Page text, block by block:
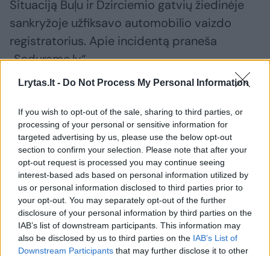
Lrytas.lt - Do Not Process My Personal Information
If you wish to opt-out of the sale, sharing to third parties, or
processing of your personal or sensitive information for
targeted advertising by us, please use the below opt-out
section to confirm your selection. Please note that after your
opt-out request is processed you may continue seeing
interest-based ads based on personal information utilized by
us or personal information disclosed to third parties prior to
your opt-out. You may separately opt-out of the further
disclosure of your personal information by third parties on the
IAB’s list of downstream participants. This information may
also be disclosed by us to third parties on the IAB’s List of
Downstream Participants that may further disclose it to other
Situaciją Buļu ir Dzirciemio gatvių žiedinėje
sankryžoje užfiksavo automobilio vaizdo
registratorius. Apie incidentą praneša
„Sadursme.lv“.
perėjų pirmiausia pereina suaugęs žmogus ir
vaikas su dviratuku. Netrukus į perėją
išvažiuoja dar vienas vaikas su dviratuku,
sekantis paskui.
Tuo metu iš žiedinės sankryžos išvažiuojantis
automobilis pralekia visai prieš vaiko nosį.
Suaugusysis vaiką sugriebia už apykaklės